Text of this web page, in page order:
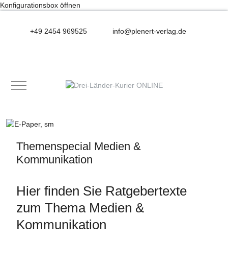
Konfigurationsbox öffnen
+49 2454 969525 info@plenert-verlag.de
Mobile Menu Toggle
Themenspecial Medien &
Kommunikation
Hier finden Sie Ratgebertexte
zum Thema Medien &
Kommunikation